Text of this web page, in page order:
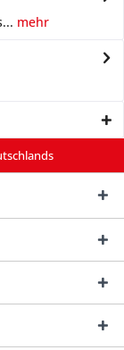
mehr